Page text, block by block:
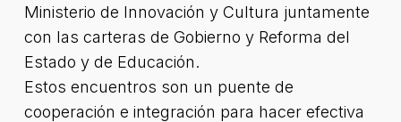
Ministerio de Innovación y Cultura juntamente
con las carteras de Gobierno y Reforma del
Estado y de Educación.
Estos encuentros son un puente de
cooperación e integración para hacer efectiva